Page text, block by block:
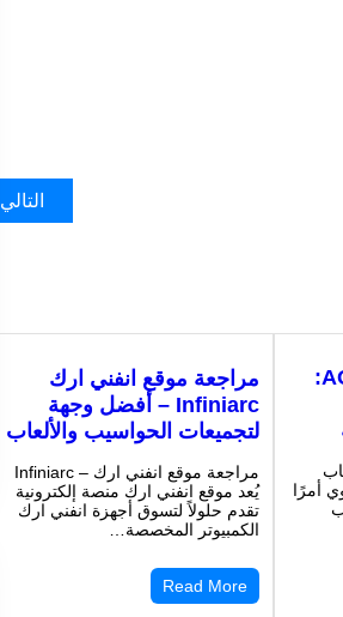
التالي
AORUS Master 18 BYH:
أمرًا
مراجعة موقع انفني ارك
Infiniarc – أفضل وجهة
لتجميعات الحواسيب والألعاب
مراجعة موقع انفني ارك – Infiniarc
يُعد موقع انفني ارك منصة إلكترونية
تقدم حلولاً لتسوق أجهزة انفني ارك
الكمبيوتر المخصصة…
Read More